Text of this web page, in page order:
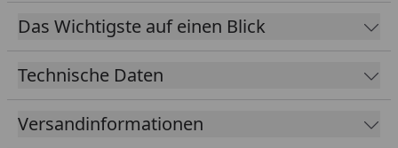
Zentralständer ist in 7 Stufen höhenverstellbar;
Das Wichtigste auf einen Blick
Technische Daten
Versandinformationen